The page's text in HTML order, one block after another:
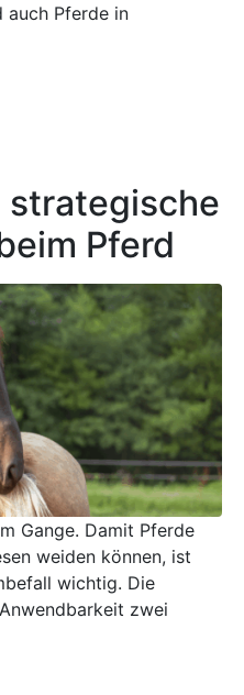
auch Pferde in
strategische
Pferd
Gange. Damit Pferde
weiden können, ist
wichtig. Die
zwei